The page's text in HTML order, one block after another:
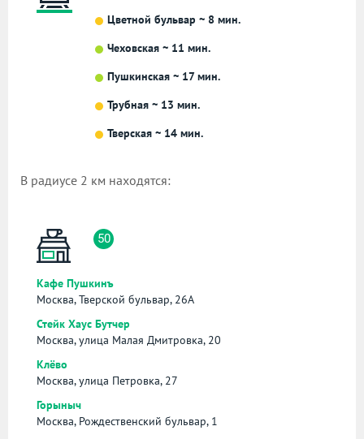
Цветной бульвар ~ 8 мин.
Чеховская ~ 11 мин.
Пушкинская ~ 17 мин.
Трубная ~ 13 мин.
Тверская ~ 14 мин.
В радиусе 2 км находятся:
50
Кафе Пушкинъ
Москва, Тверской бульвар, 26А
Стейк Хаус Бутчер
Москва, улица Малая Дмитровка, 20
Клёво
Москва, улица Петровка, 27
Горыныч
Москва, Рождественский бульвар, 1